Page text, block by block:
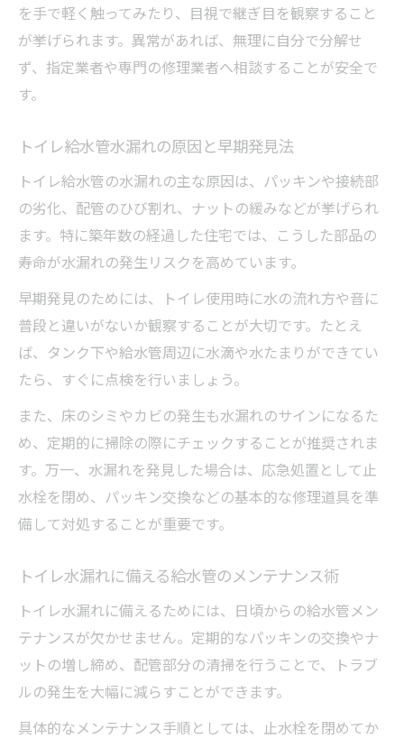
を手で軽く触ってみたり、目視で継ぎ目を観察すること
が挙げられます。異常があれば、無理に自分で分解せ
ず、指定業者や専門の修理業者へ相談することが安全で
す。
トイレ給水管水漏れの原因と早期発見法
トイレ給水管の水漏れの主な原因は、パッキンや接続部
の劣化、配管のひび割れ、ナットの緩みなどが挙げられ
ます。特に築年数の経過した住宅では、こうした部品の
寿命が水漏れの発生リスクを高めています。
早期発見のためには、トイレ使用時に水の流れ方や音に
普段と違いがないか観察することが大切です。たとえ
ば、タンク下や給水管周辺に水滴や水たまりができてい
たら、すぐに点検を行いましょう。
また、床のシミやカビの発生も水漏れのサインになるた
め、定期的に掃除の際にチェックすることが推奨されま
す。万一、水漏れを発見した場合は、応急処置として止
水栓を閉め、パッキン交換などの基本的な修理道具を準
備して対処することが重要です。
トイレ水漏れに備える給水管のメンテナンス術
トイレ水漏れに備えるためには、日頃からの給水管メン
テナンスが欠かせません。定期的なパッキンの交換やナ
ットの増し締め、配管部分の清掃を行うことで、トラブ
ルの発生を大幅に減らすことができます。
具体的なメンテナンス手順としては、止水栓を閉めてか